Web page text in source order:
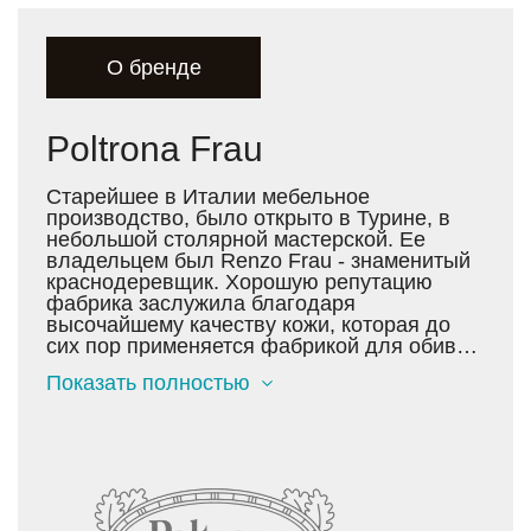
О бренде
Poltrona Frau
Старейшее в Италии мебельное
производство, было открыто в Турине, в
небольшой столярной мастерской. Ее
владельцем был Renzo Frau - знаменитый
краснодеревщик. Хорошую репутацию
фабрика заслужила благодаря
высочайшему качеству кожи, которая до
сих пор применяется фабрикой для обивки
Pelle Frau® Color System - это лучшее
Уже в начале 20 века продукция фабрики,
что переводится как «кресло Фрау»,
Показать полностью